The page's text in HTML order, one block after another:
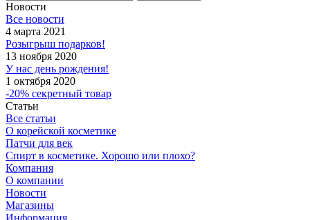
Новости
Все новости
4 марта 2021
Розыгрыш подарков!
13 ноября 2020
У нас день рождения!
1 октября 2020
-20% секретный товар
Статьи
Все статьи
О корейской косметике
Патчи для век
Спирт в косметике. Хорошо или плохо?
Компания
О компании
Новости
Магазины